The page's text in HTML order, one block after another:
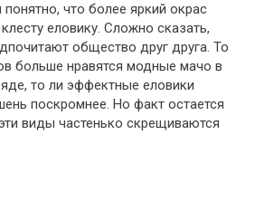
что более яркий окрас
еловику. Сложно сказать,
общество друг друга. То
больше нравятся модные мачо в
то ли эффектные еловики
поскромнее. Но факт остается
виды частенько скрещиваются